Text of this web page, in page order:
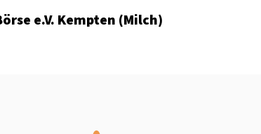
e.V. Kempten (Milch)